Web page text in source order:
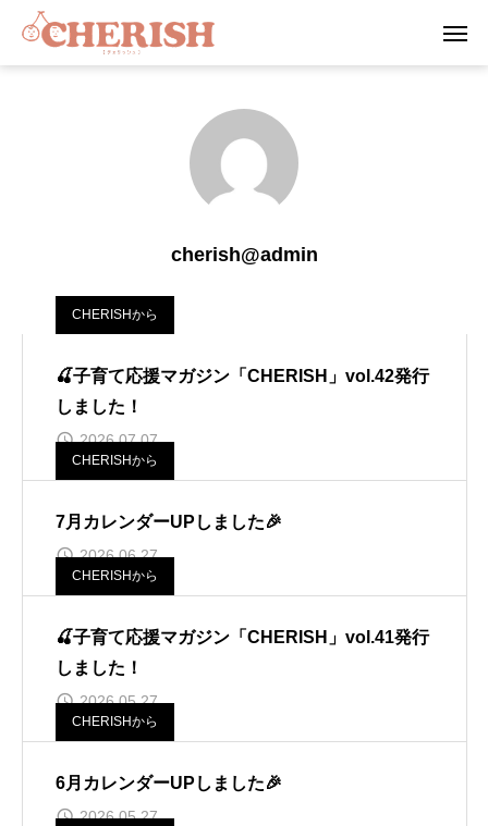
cherish@admin
CHERISHから
🍒子育て応援マガジン「CHERISH」vol.42発行
しました！
2026.07.07
CHERISHから
7月カレンダーUPしました🎉
2026.06.27
CHERISHから
🍒子育て応援マガジン「CHERISH」vol.41発行
しました！
2026.05.27
CHERISHから
6月カレンダーUPしました🎉
2026.05.27